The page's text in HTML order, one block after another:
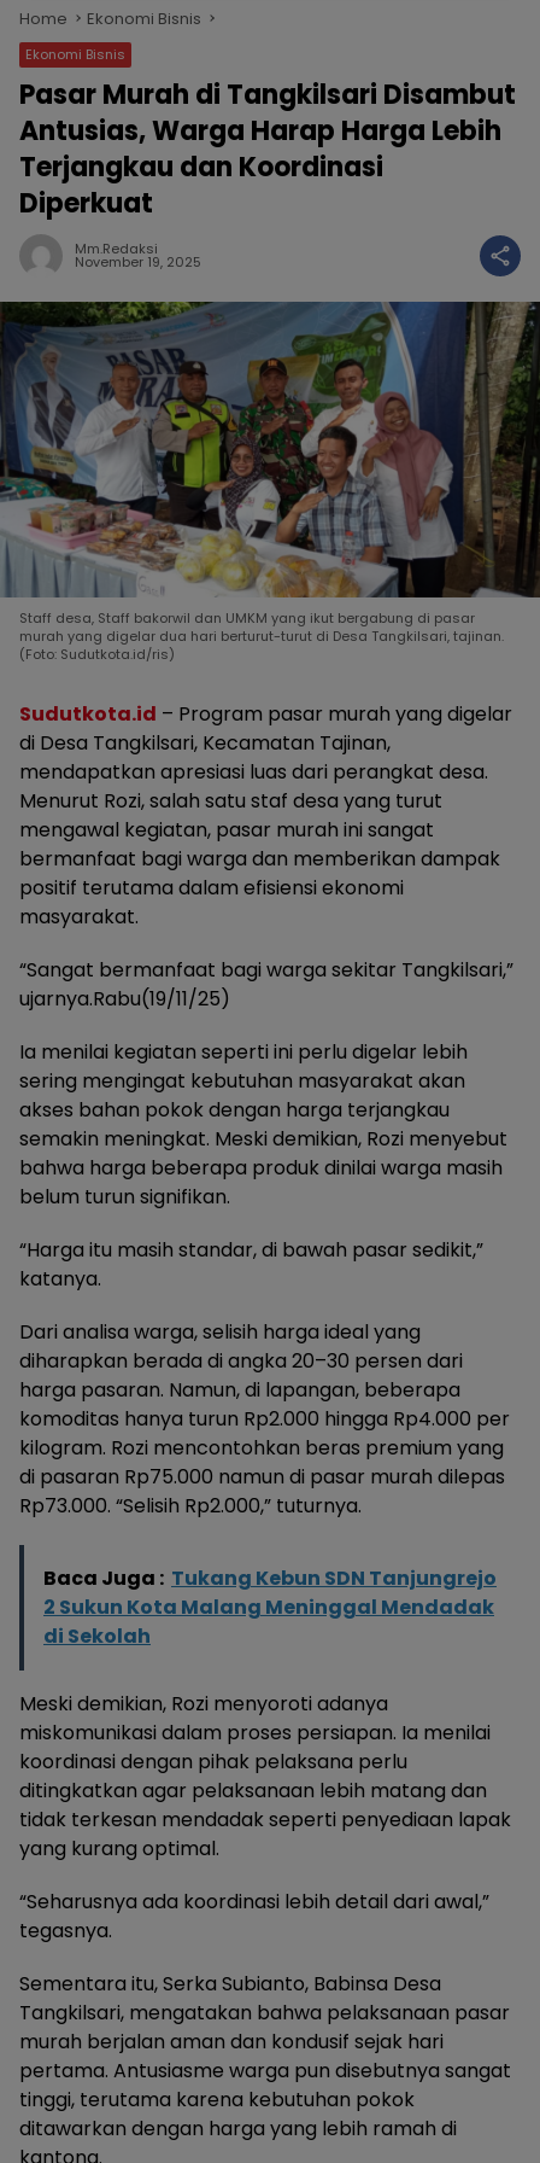
Home Ekonomi Bisnis
Ekonomi Bisnis
Pasar Murah di Tangkilsari Disambut
Antusias, Warga Harap Harga Lebih
Terjangkau dan Koordinasi
Diperkuat
Mm.redaksi
November 19, 2025
Staff desa, Staff bakorwil dan UMKM yang ikut bergabung di pasar
murah yang digelar dua hari berturut-turut di Desa Tangkilsari, tajinan.
(Foto: Sudutkota.id/ris)
Sudutkota.id – Program pasar murah yang digelar
di Desa Tangkilsari, Kecamatan Tajinan,
mendapatkan apresiasi luas dari perangkat desa.
Menurut Rozi, salah satu staf desa yang turut
mengawal kegiatan, pasar murah ini sangat
bermanfaat bagi warga dan memberikan dampak
positif terutama dalam efisiensi ekonomi
masyarakat.
“Sangat bermanfaat bagi warga sekitar Tangkilsari,”
ujarnya.Rabu(19/11/25)
Ia menilai kegiatan seperti ini perlu digelar lebih
sering mengingat kebutuhan masyarakat akan
akses bahan pokok dengan harga terjangkau
semakin meningkat. Meski demikian, Rozi menyebut
bahwa harga beberapa produk dinilai warga masih
belum turun signifikan.
“Harga itu masih standar, di bawah pasar sedikit,”
katanya.
Dari analisa warga, selisih harga ideal yang
diharapkan berada di angka 20–30 persen dari
harga pasaran. Namun, di lapangan, beberapa
komoditas hanya turun Rp2.000 hingga Rp4.000 per
kilogram. Rozi mencontohkan beras premium yang
di pasaran Rp75.000 namun di pasar murah dilepas
Rp73.000. “Selisih Rp2.000,” tuturnya.
Baca Juga : Tukang Kebun SDN Tanjungrejo
2 Sukun Kota Malang Meninggal Mendadak
di Sekolah
Meski demikian, Rozi menyoroti adanya
miskomunikasi dalam proses persiapan. Ia menilai
koordinasi dengan pihak pelaksana perlu
ditingkatkan agar pelaksanaan lebih matang dan
tidak terkesan mendadak seperti penyediaan lapak
yang kurang optimal.
“Seharusnya ada koordinasi lebih detail dari awal,”
tegasnya.
Sementara itu, Serka Subianto, Babinsa Desa
Tangkilsari, mengatakan bahwa pelaksanaan pasar
murah berjalan aman dan kondusif sejak hari
pertama. Antusiasme warga pun disebutnya sangat
tinggi, terutama karena kebutuhan pokok
ditawarkan dengan harga yang lebih ramah di